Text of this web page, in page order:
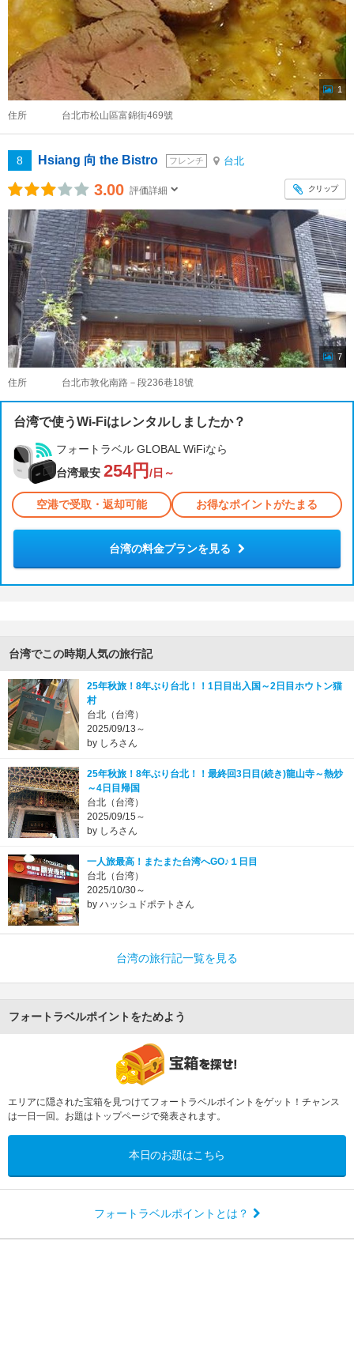
1
住所 台北市松山區富錦街469號
8 Hsiang 向 the Bistro フレンチ 台北
3.00 評価詳細 クリップ
7
住所 台北市敦化南路－段236巷18號
台湾で使うWi-Fiはレンタルしましたか？
フォートラベル GLOBAL WiFiなら
台湾最安 254円 /日～
空港で受取・返却可能 お得なポイントがたまる
台湾の料金プランを見る
台湾でこの時期人気の旅行記
25年秋旅！8年ぶり台北！！1日目出入国～2日目ホウトン猫
村
台北（台湾）
2025/09/13～
by しろさん
25年秋旅！8年ぶり台北！！最終回3日目(続き)龍山寺～熱炒
～4日目帰国
台北（台湾）
2025/09/15～
by しろさん
一人旅最高！またまた台湾へGO♪１日目
台北（台湾）
2025/10/30～
by ハッシュドポテトさん
台湾の旅行記一覧を見る
フォートラベルポイントをためよう
エリアに隠された宝箱を見つけてフォートラベルポイントをゲット！チャンス
は一日一回。お題はトップページで発表されます。
本日のお題はこちら
フォートラベルポイントとは？